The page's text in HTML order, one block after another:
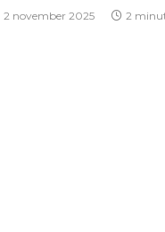
2 november 2025 2